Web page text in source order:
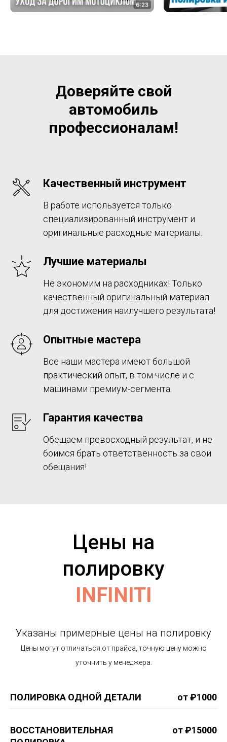
Доверяйте свой
автомобиль
профессионалам!
Качественный инструмент
В работе используется только
специализированный инструмент и
оригинальные расходные материалы.
Лучшие материалы
Не экономим на расходниках! Только
качественный оригинальный материал
для достижения наилучшего результата!
Опытные мастера
Все наши мастера имеют большой
практический опыт, в том числе и с
машинами премиум-сегмента.
Гарантия качества
Обещаем превосходный результат, и не
боимся брать ответственность за свои
обещания!
Цены на
полировку
INFINITI
Указаны примерные цены на полировку
Цены могут отличаться от прайса, точную цену можно
уточнить у менеджера.
ПОЛИРОВКА ОДНОЙ ДЕТАЛИ от ₽1000
ВОССТАНОВИТЕЛЬНАЯ
от ₽15000